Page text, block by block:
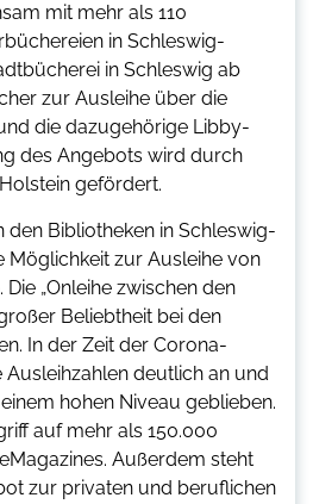
mit mehr als 110
in Schleswig-
in Schleswig ab
zur Ausleihe über die
die dazugehörige Libby-
des Angebots wird durch
gefördert.
den Bibliotheken in Schleswig-
Möglichkeit zur Ausleihe von
„Onleihe zwischen den
Beliebtheit bei den
In der Zeit der Corona-
Ausleihzahlen deutlich an und
hohen Niveau geblieben.
auf mehr als 150.000
Außerdem steht
zur privaten und beruflichen